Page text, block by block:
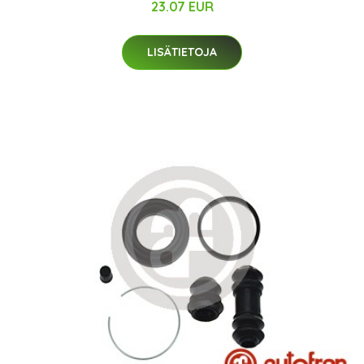
23.07 EUR
LISÄTIETOJA